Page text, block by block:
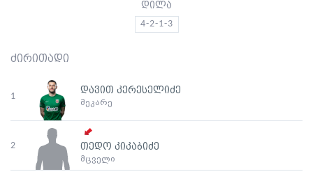
დილა
4-2-1-3
ძირითადი
1
დავით კერესელიძე
მეკარე
2 თედო კიკაბიძე
მცველი